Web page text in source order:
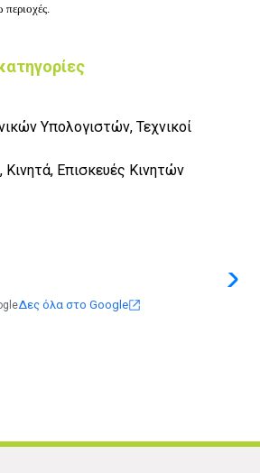
περιοχές.
Υπολογιστών, Τεχνικοί
Κινητά, Επισκευές Κινητών
Δες όλα στο Google